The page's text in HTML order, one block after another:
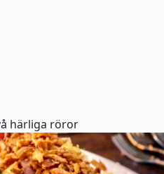
härliga röror